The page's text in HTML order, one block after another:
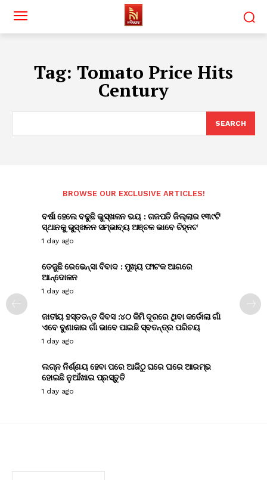
Tag: Tomato Price Hits
Century
SEARCH
BROWSE OUR EXCLUSIVE ARTICLES!
ବର୍ଷା ହେଲେ ବଢୁଛି ଭୁସ୍ଖଳନ ଭୟ : ଗଜପତି ଜିଲ୍ଲାର ୧୩୯ଟି
ସ୍ଥାନକୁ ଭୁସ୍ଖଳନ ସମ୍ଭାବ୍ୟ ଅଞ୍ଚଳ ଭାବେ ଚିହ୍ନଟ
1 day ago
ତେଜୁଛି ରେଭେନ୍ସା ବିବାଦ : ମୁଖ୍ୟ ଫାଟକ ଆଗରେ
ଆନ୍ଦୋଳନ
1 day ago
ଜାତୀୟ ହସ୍ତତନ୍ତ ଦିବସ :୪୦ କିମି ଦୂରରେ ଥିବା କର୍ଡୋଲା ଗାଁ
ଏବେ ବୁଣାକାର ଗାଁ ଭାବେ ପାଇଛି ସ୍ବତନ୍ତ୍ର ପରିଚୟ
1 day ago
ଲଗ୍ନ ନିର୍ଣ୍ଣୟ ହେବା ପରେ ଆଜିଠୁ ଘରେ ଘରେ ଆରମ୍ଭ
ହୋଇଛି ନୁଆଁଖାଇ ପ୍ରସ୍ତୁତି
1 day ago